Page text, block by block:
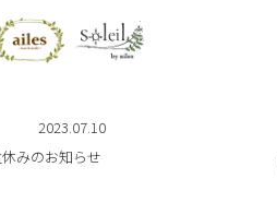
2023.07.10
みのお知らせ